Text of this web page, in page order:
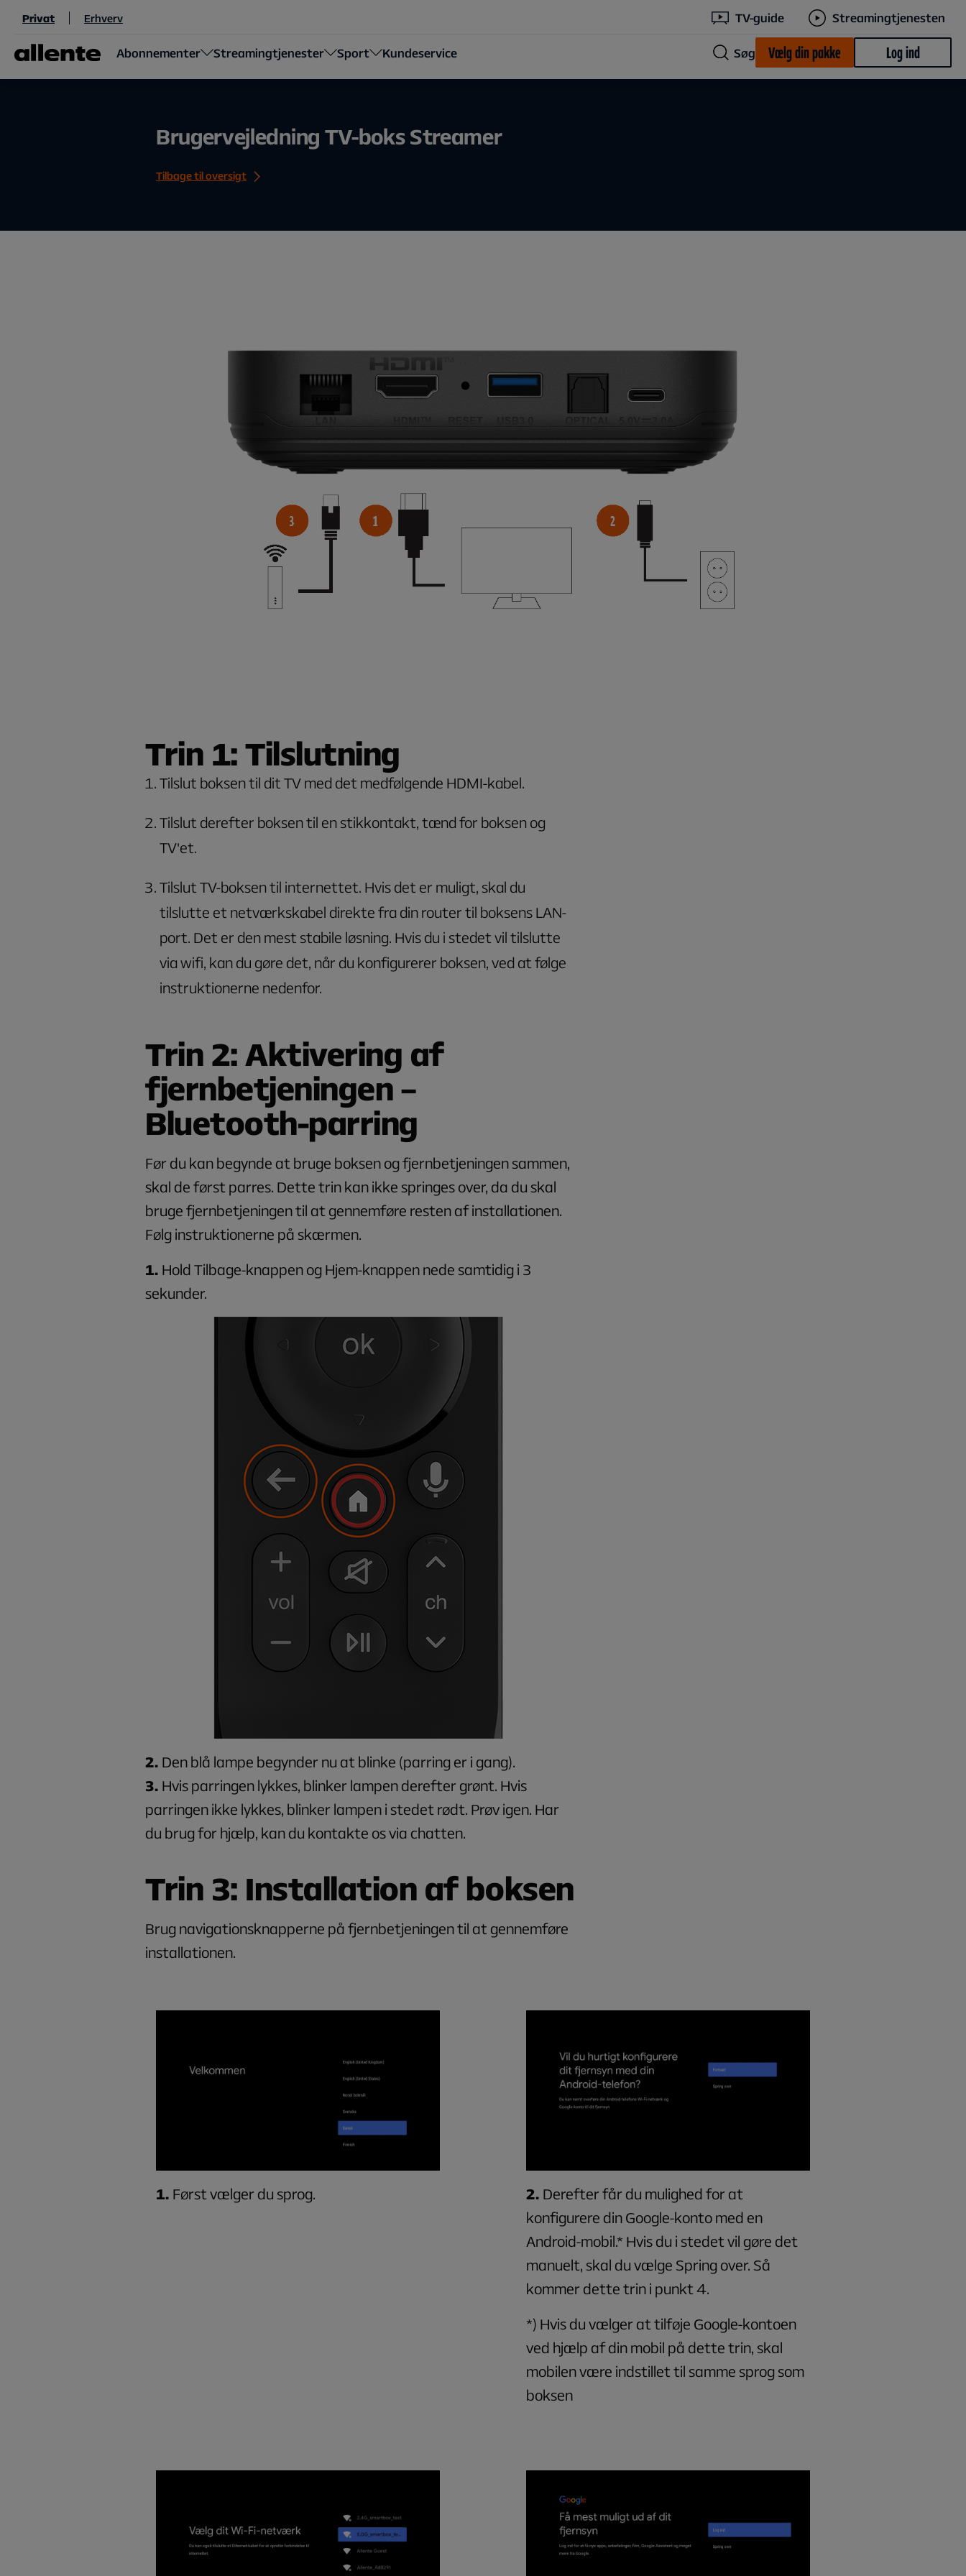
Til hovedindhold
Privat Erhverv TV-guide Streamingtjenesten
Abonnementer Streamingtjenester Sport Kundeservice Søg Vælg din pakke Log ind
Brugervejledning TV-boks Streamer
Tilbage til oversigt
Trin 1: Tilslutning
Tilslut boksen til dit TV med det medfølgende HDMI-kabel.
Tilslut derefter boksen til en stikkontakt, tænd for boksen og
TV'et.
Tilslut TV-boksen til internettet. Hvis det er muligt, skal du
tilslutte et netværkskabel direkte fra din router til boksens LAN-
port. Det er den mest stabile løsning. Hvis du i stedet vil tilslutte
via wifi, kan du gøre det, når du konfigurerer boksen, ved at følge
instruktionerne nedenfor.
Trin 2: Aktivering af
fjernbetjeningen –
Bluetooth-parring
Før du kan begynde at bruge boksen og fjernbetjeningen sammen,
skal de først parres. Dette trin kan ikke springes over, da du skal
bruge fjernbetjeningen til at gennemføre resten af installationen.
Følg instruktionerne på skærmen.
1. Hold Tilbage-knappen og Hjem-knappen nede samtidig i 3
sekunder.
2. Den blå lampe begynder nu at blinke (parring er i gang).
3. Hvis parringen lykkes, blinker lampen derefter grønt. Hvis
parringen ikke lykkes, blinker lampen i stedet rødt. Prøv igen. Har
du brug for hjælp, kan du kontakte os via chatten.
Trin 3: Installation af boksen
Brug navigationsknapperne på fjernbetjeningen til at gennemføre
installationen.
1. Først vælger du sprog. 2. Derefter får du mulighed for at
konfigurere din Google-konto med en
Android-mobil.* Hvis du i stedet vil gøre det
manuelt, skal du vælge Spring over. Så
kommer dette trin i punkt 4.
*) Hvis du vælger at tilføje Google-kontoen
ved hjælp af din mobil på dette trin, skal
mobilen være indstillet til samme sprog som
boksen